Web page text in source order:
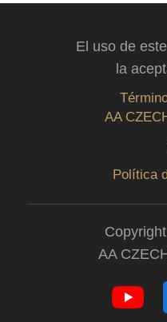
El uso de
la
AA
Política
AA